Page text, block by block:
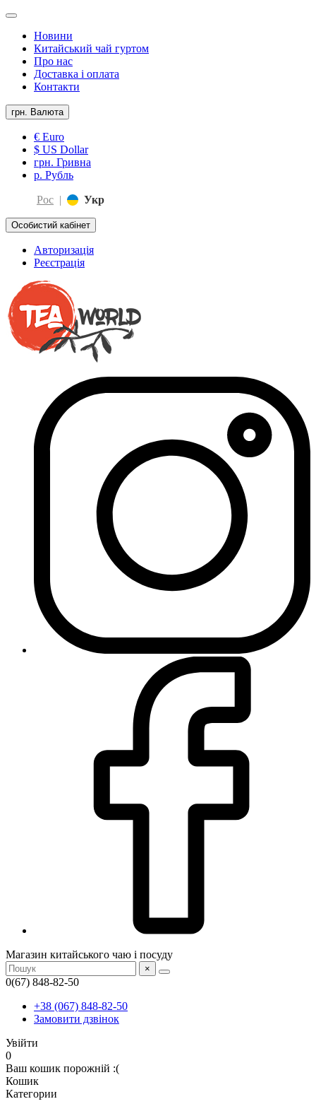
Новини
Китайський чай гуртом
Про нас
Доставка і оплата
Контакти
грн. Валюта
€ Euro
$ US Dollar
грн. Гривна
р. Рубль
Рос | Укр
Особистий кабінет
Авторизація
Реєстрація
Магазин китайського чаю і посуду
×
0(67) 848-82-50
+38 (067) 848-82-50
Замовити дзвінок
Увійти
0
Ваш кошик порожній :(
Кошик
Категории